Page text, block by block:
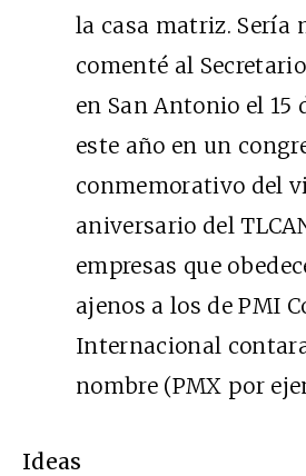
la casa matriz. Sería
comenté al
en San Antonio el 15
este año en un
conmemorativo del
aniversario del
empresas que
ajenos a los de PMI
Internacional
nombre (PMX por
Ideas